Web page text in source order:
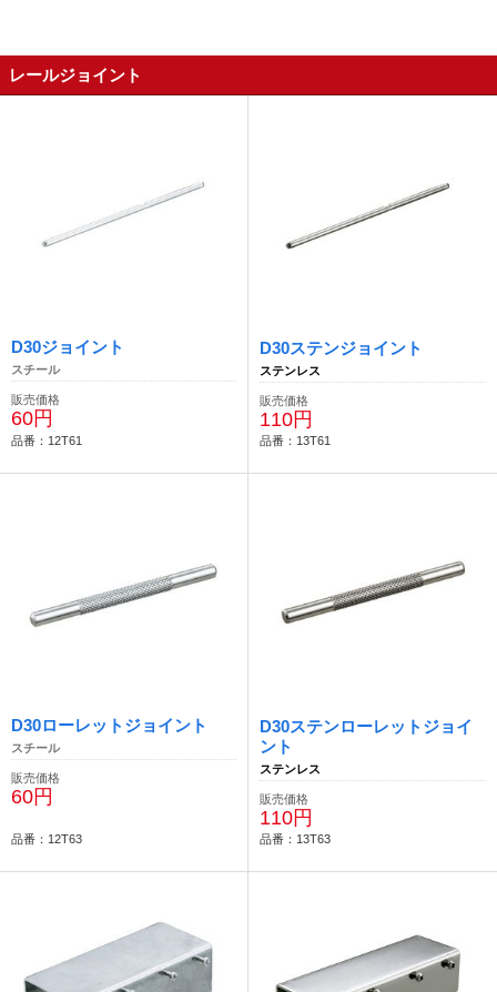
レールジョイント
D30ジョイント
スチール
販売価格
60円
品番：12T61
D30ステンジョイント
ステンレス
販売価格
110円
品番：13T61
D30ローレットジョイント
スチール
販売価格
60円
品番：12T63
D30ステンローレットジョイ
ント
ステンレス
販売価格
110円
品番：13T63